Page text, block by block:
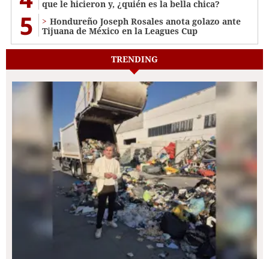
que le hicieron y, ¿quién es la bella chica?
5
Hondureño Joseph Rosales anota golazo ante
Tijuana de México en la Leagues Cup
TRENDING